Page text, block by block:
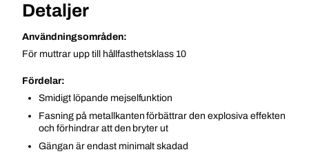
Detaljer
Användningsområden:
För muttrar upp till hållfasthetsklass 10
Fördelar:
Smidigt löpande mejselfunktion
Fasning på metallkanten förbättrar den explosiva effekten
och förhindrar att den bryter ut
Gängan är endast minimalt skadad